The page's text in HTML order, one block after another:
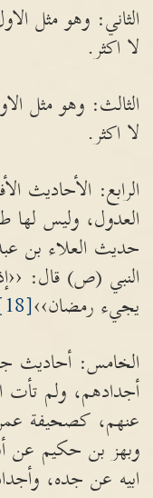
الثاني: وهو مثل
لا اكثر.
الثالث: وهو مثل
لا اكثر.
الرابع: الأحاديث
العدول، وليس
حديث العلاء بن
النبي (ص) قال:
يجيء رمضان››[18]
الخامس: أحاديث
أجدادهم، ولم تأت
عنهم، كصحيفة
وبهز بن حكيم عن
ابيه عن جده،